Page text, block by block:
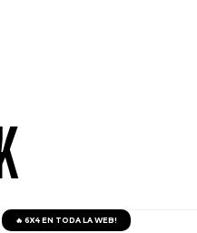
🔥 6X4 EN TODA LA WEB!